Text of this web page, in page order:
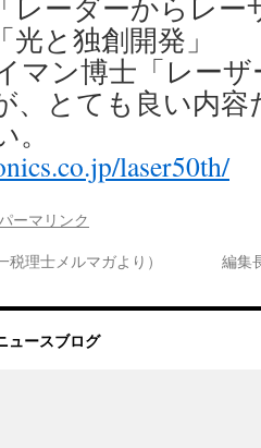
レーダーからレー
と独創開発」
マン博士「レー
、とても良い内
laser50th/
パーマリンク
理士メルマガより） 編集
ュースブログ